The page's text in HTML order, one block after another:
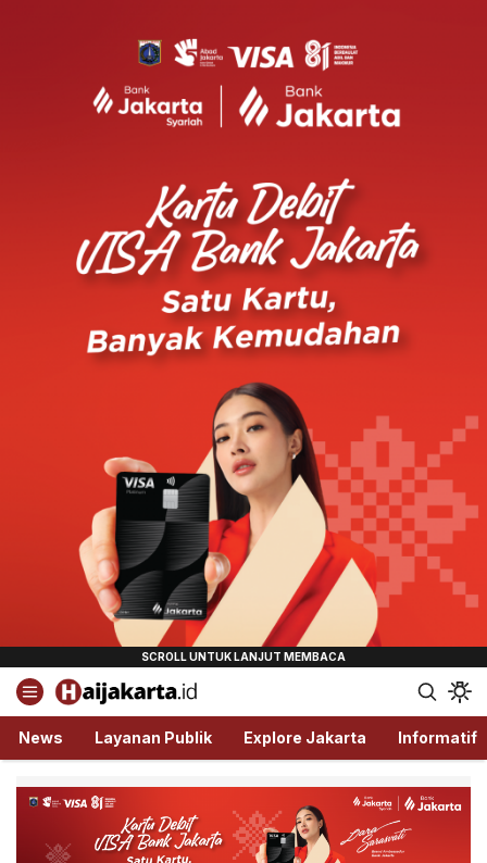
Haijakarta.id
Semua Tentang Jakarta Ada Disini!
News Layanan Publik Explore Jakarta Informatif